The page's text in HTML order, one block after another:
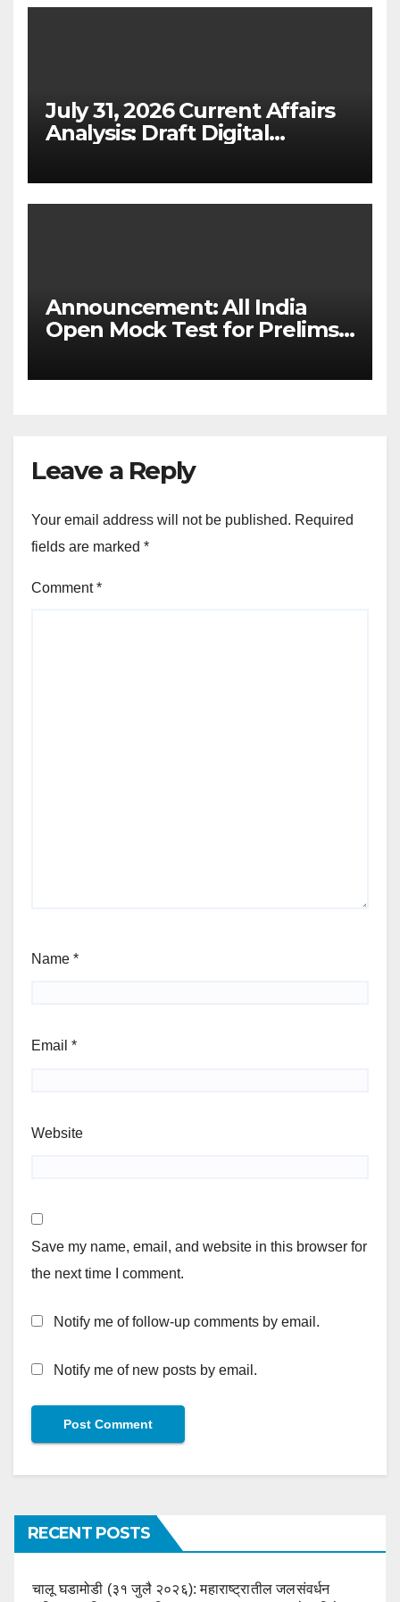
July 31, 2026 Current Affairs
Analysis: Draft Digital
Framework for Big Tech
(UPSC GS 2 & GS 3)
Announcement: All India
Open Mock Test for Prelims
Leave a Reply
Your email address will not be published. Required
fields are marked *
Comment*
Name *
Email *
Website
Save my name, email, and website in this browser for
the next time I comment.
Notify me of follow-up comments by email.
Notify me of new posts by email.
RECENT POSTS
चालू घडामोडी (३१ जुलै २०२६): महाराष्ट्रातील जलसंवर्धन